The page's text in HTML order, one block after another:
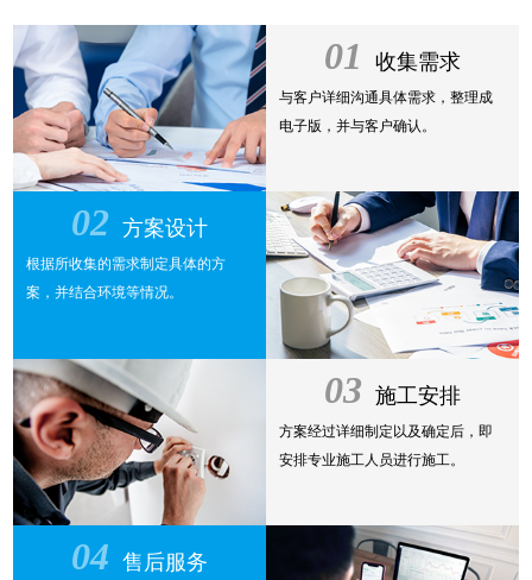
01 收集需求
与客户详细沟通具体需求，整理成
电子版，并与客户确认。
02 方案设计
根据所收集的需求制定具体的方
案，并结合环境等情况。
03 施工安排
方案经过详细制定以及确定后，即
安排专业施工人员进行施工。
04 售后服务